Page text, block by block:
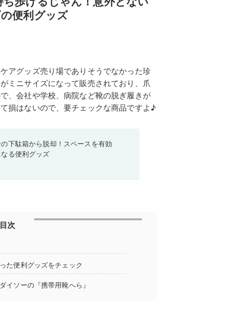
便利グッズ
アグッズ売り場でありそうでなかった珍
ミニサイズになって販売されており、爪
、会社や学校、病院など靴の脱ぎ履きが
損はないので、要チェックな商品ですよ♪
下駄箱から脱却！スペースを有効
る便利グッズ
目次
た便利グッズをチェック
イソーの『携帯用靴へら』